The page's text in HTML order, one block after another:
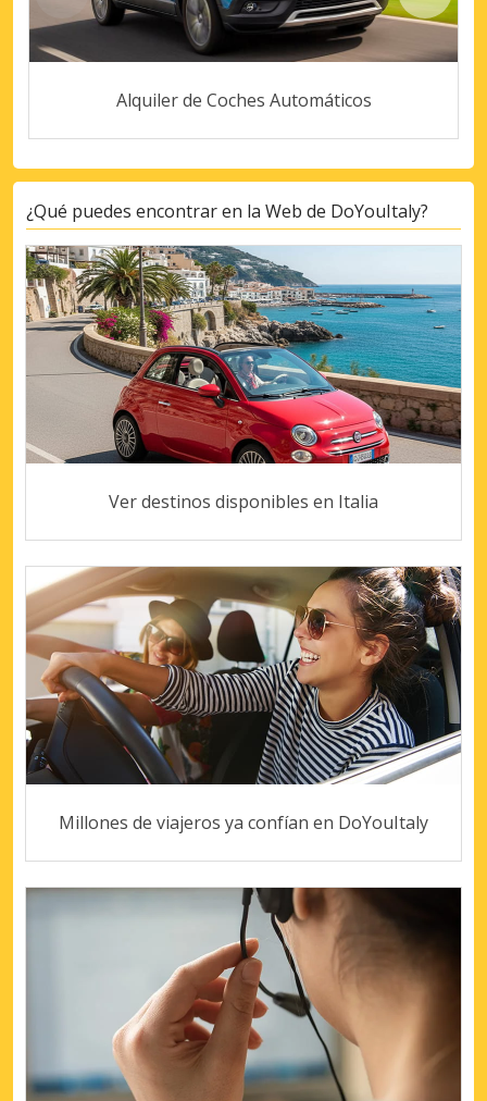
Alquiler de Coches Automáticos
¿Qué puedes encontrar en la Web de DoYouItaly?
Ver destinos disponibles en Italia
Millones de viajeros ya confían en DoYouItaly